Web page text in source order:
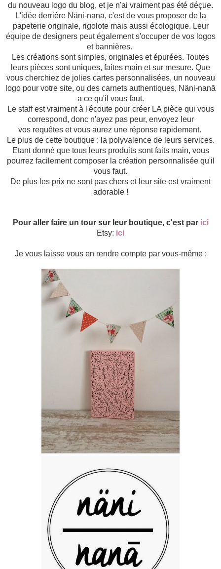
du nouveau logo du blog, et je n'ai vraiment pas été déçue.
L'idée derrière Näni-nanā, c'est de vous proposer de la
papeterie originale, rigolote mais aussi écologique. Leur
équipe de designers peut également s'occuper de vos logos
et bannières.
Les créations sont simples, originales et épurées. Toutes
leurs pièces sont uniques, faites main et sur mesure. Que
vous cherchiez de jolies cartes personnalisées, un nouveau
logo pour votre site, ou des carnets authentiques, Näni-nanā
a ce qu'il vous faut.
Le staff est vraiment à l'écoute pour créer LA pièce qui vous
correspond, donc n'ayez pas peur, envoyez leur
vos requêtes et vous aurez une réponse rapidement.
Le plus de cette boutique : la polyvalence de leurs services.
Etant donné que tous leurs produits sont faits main, vous
pourrez facilement composer la création personnalisée qu'il
vous faut.
De plus les prix ne sont pas chers et leur site est vraiment
adorable !
Pour aller faire un tour sur leur boutique, c'est par ici
Etsy: ici
Je vous laisse vous en rendre compte par vous-même :